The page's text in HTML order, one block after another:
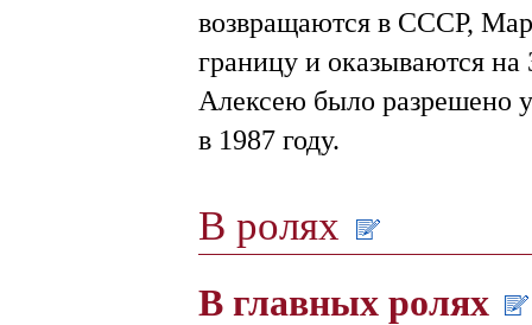
возвращаются в СССР,
границу и оказываются
Алексею было разрешено
в 1987 году.
В ролях
В главных ролях